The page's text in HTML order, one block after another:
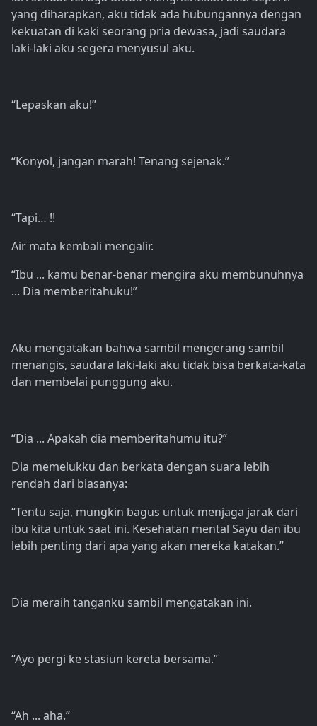
yang diharapkan, aku tidak ada hubungannya dengan
kekuatan di kaki seorang pria dewasa, jadi saudara
laki-laki aku segera menyusul aku.
“Lepaskan aku!”
“Konyol, jangan marah! Tenang sejenak.”
“Tapi… !!
Air mata kembali mengalir.
“Ibu ... kamu benar-benar mengira aku membunuhnya
... Dia memberitahuku!”
Aku mengatakan bahwa sambil mengerang sambil
menangis, saudara laki-laki aku tidak bisa berkata-kata
dan membelai punggung aku.
“Dia ... Apakah dia memberitahumu itu?”
Dia memelukku dan berkata dengan suara lebih
rendah dari biasanya:
“Tentu saja, mungkin bagus untuk menjaga jarak dari
ibu kita untuk saat ini. Kesehatan mental Sayu dan ibu
lebih penting dari apa yang akan mereka katakan.”
Dia meraih tanganku sambil mengatakan ini.
“Ayo pergi ke stasiun kereta bersama.”
“Ah ... aha.”